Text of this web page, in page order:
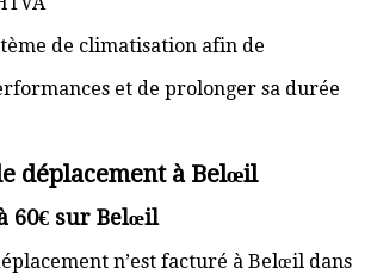
de climatisation afin de
et de prolonger sa durée
déplacement à Belœil
60€ sur Belœil
n’est facturé à Belœil dans